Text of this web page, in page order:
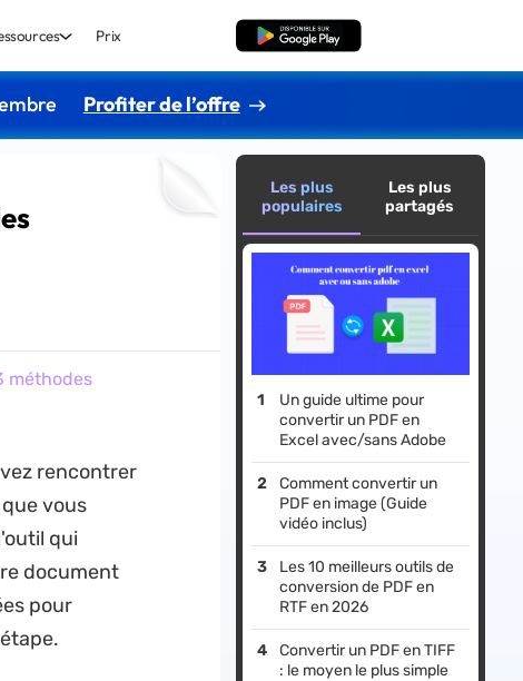
Prix TÉLÉCHARGER
Profiter de l’offre
méthodes
rencontrer
vous
qui
document
pour
Les plus
populaires
Les plus
partagés
Un guide ultime pour
convertir un PDF en
Excel avec/sans Adobe
Comment convertir un
PDF en image (Guide
vidéo inclus)
Les 10 meilleurs outils de
conversion de PDF en
RTF en 2026
Convertir un PDF en TIFF
: le moyen le plus simple